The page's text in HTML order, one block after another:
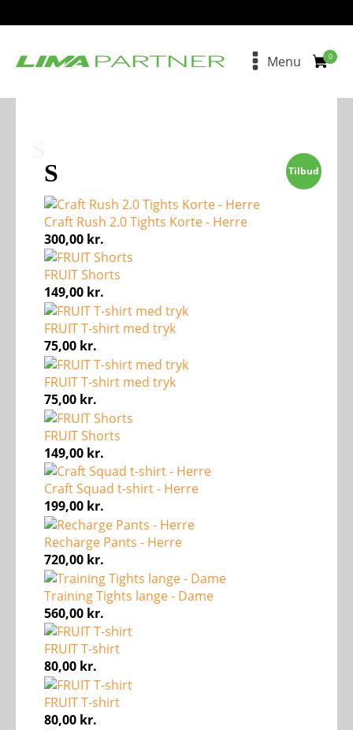
Menu
S
Craft Rush 2.0 Tights Korte - Herre
300,00 kr.
FRUIT Shorts
149,00 kr.
FRUIT T-shirt med tryk
75,00 kr.
FRUIT T-shirt med tryk
75,00 kr.
FRUIT Shorts
149,00 kr.
Craft Squad t-shirt - Herre
199,00 kr.
Recharge Pants - Herre
720,00 kr.
Training Tights lange - Dame
560,00 kr.
FRUIT T-shirt
80,00 kr.
FRUIT T-shirt
80,00 kr.
Tilbud